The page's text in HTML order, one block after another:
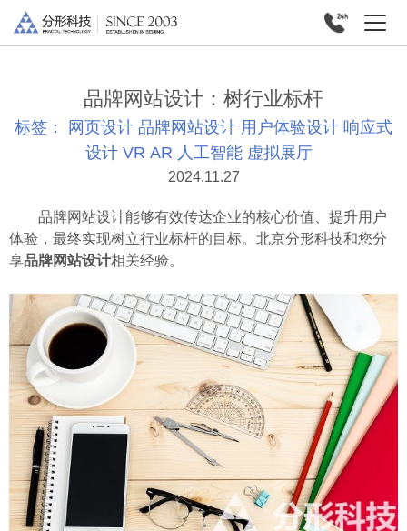
品牌网站设计：树行业标杆
标签： 网页设计 品牌网站设计 用户体验设计 响应式
设计 VR AR 人工智能 虚拟展厅
2024.11.27
品牌网站设计能够有效传达企业的核心价值、提升用户
体验，最终实现树立行业标杆的目标。北京分形科技和您分
享品牌网站设计相关经验。